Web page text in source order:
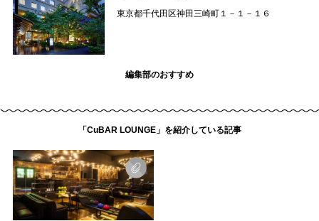
東京都千代田区神田三崎町１－１－１６
編集部のおすすめ
「CuBAR LOUNGE」を紹介している記事